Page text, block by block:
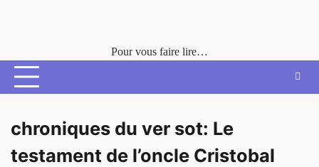
Pour vous faire lire…
chroniques du ver sot: Le
testament de l’oncle Cristobal